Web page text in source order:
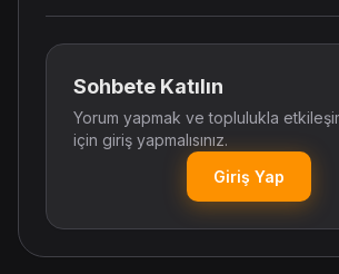
Sohbete Katılın
Yorum yapmak ve toplulukla
için giriş yapmalısınız.
Giriş Yap